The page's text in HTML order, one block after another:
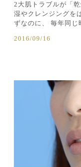
2大肌トラブルが「
湿やクレンジングを
ずなのに、 毎年同じ
2016/09/16